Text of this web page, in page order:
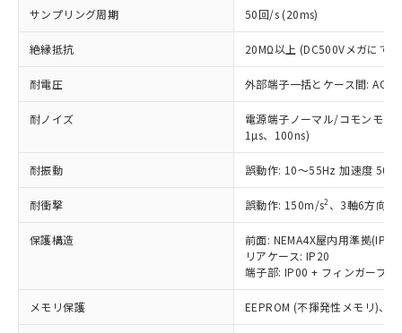
サンプリング周期 50回/s (20ms)
絶縁抵抗 20MΩ以上 (DC500Vメガにて)
耐電圧 外部端子一括とケース間:
耐ノイズ
電源端子ノーマル/コモンモ
1µs、100ns)
耐振動 誤動作: 10～55Hz 加速度
耐衝撃 誤動作: 150m/s2 、3軸6方向
保護構造
前面: NEMA4X屋内用準拠
リアケース: IP20
端子部: IP00 + フィンガープ
メモリ保護 EEPROM (不揮発性メモリ)、
(税抜)を提供させていただくもので
当社制御機器事業取扱商品の中には、
本サービスの対象外となる商品もある
ことをご了承ください。
在庫状況および標準価格照会結果は、
記載している更新日時点での社内デー
タに基づき作成されるものであり、閲
覧された時点での実際の在庫および標
準価格とは異なる場合があることをご
正式な納期状況および標準価格はお客
様のお取引先、またはお客様担当のオ
ムロン制御機器販売店・当社販売員に
オムロン制御機器販売店や当社販売拠
販売ネットワーク
」をご確認
非該当品：ライセンス料など無形物で、有
仕入先様の事情により、非含有部品として
いたものが、含有品と判明した場合などや
鉛(Pb) 1000ppm以下、 水銀(Hg) 1000ppm以下、 カド
六価クロム(Cr(Ⅵ)) 1000ppm以下、ポリ臭化ビフェニル
類(PBB) 1000ppm以下、ポリ臭化ジフェニルエーテル類
(PBDE) 1000ppm以下、フタル酸ビス(2-エチルヘキシ
ル) (DEHP)(別名：DOP) 1000ppm以下、フタル酸ブチ
ルベンジル（BBP） 1000ppm以下、フタル酸ジブチル
（DBP） 1000ppm以下、フタル酸ジイソブチル
但し、RoHS指令で産業用監視および制御機器に対する
フタル酸エステル類の４物質については閾値を超える意
図的な使用がないことを確認しています。
「○」：最大均質材料含有率が中国RoHSの
基準値以下であることを示します。
「×」：最大均質材料含有率が中国RoHSの
基準値を超えていることを示します。
「－」：未確認です。当社販売部門へお問
い合わせください。
*中国RoHS10物質の基準値 (GB/T26572)：
Pb(鉛) :1000ppm、 Hg(水銀) : 1000ppm、 Cd(カドミウ
Cr(Ⅵ)(六価クロム) : 1000ppm、 PBBs(ポリ臭化ビフェ
ニル類) : 1000ppm、 PBDEs(ポリ臭化ジフェニルエーテ
イソブチル) : 1000ppm、 BBP(フタル酸ブチルベンジ
DEHP(フタル酸ビス(2-エチルヘキシル)) : 1000ppm
当社は、これら貴社製品のうち、外国
為替および外国貿易法に定める商品
（以下｢規制貨物等」という）を輸出
または国外への提供する場合は、日本
国政府の輸出許可(または役務取引許
可)を取得するなどの必要な手続きを
当社は規制貨物を破棄する場合は、完
全に破砕するなど、違法に輸出されな
いよう必要な手段を講じます。
当社は貴社製品を、核兵器、ミサイ
ル、化学兵器、生物兵器またはその他
武器並びにこれらの製造装置等に一切
一定数以上の在庫あり
一定数には満たないが在庫あり
在庫なし(最新の在庫状況につ
いては、お客様のお取引先、ま
たはお客様担当のオムロン制御